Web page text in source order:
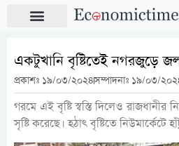
একটুখানি বৃষ্টিতেই নগরজুড়ে
প্রকাশঃ ১৯/০৩/২০২৪সম্পাদনাঃ ১৯/০৩/
গরমে এই বৃষ্টি স্বস্তি দিলেও রাজধানীর
সৃষ্টি করেছে। হঠাৎ বৃষ্টিতে নিউমার্কেটে